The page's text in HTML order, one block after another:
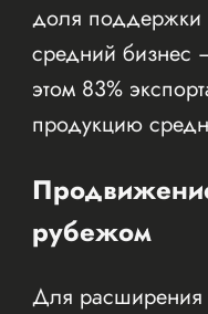
доля
средний бизнес
этом 83%
продукцию
рубежом
Для расширения